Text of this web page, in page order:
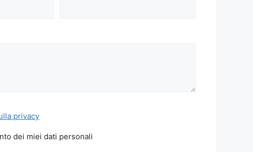
privacy
dei miei dati personali